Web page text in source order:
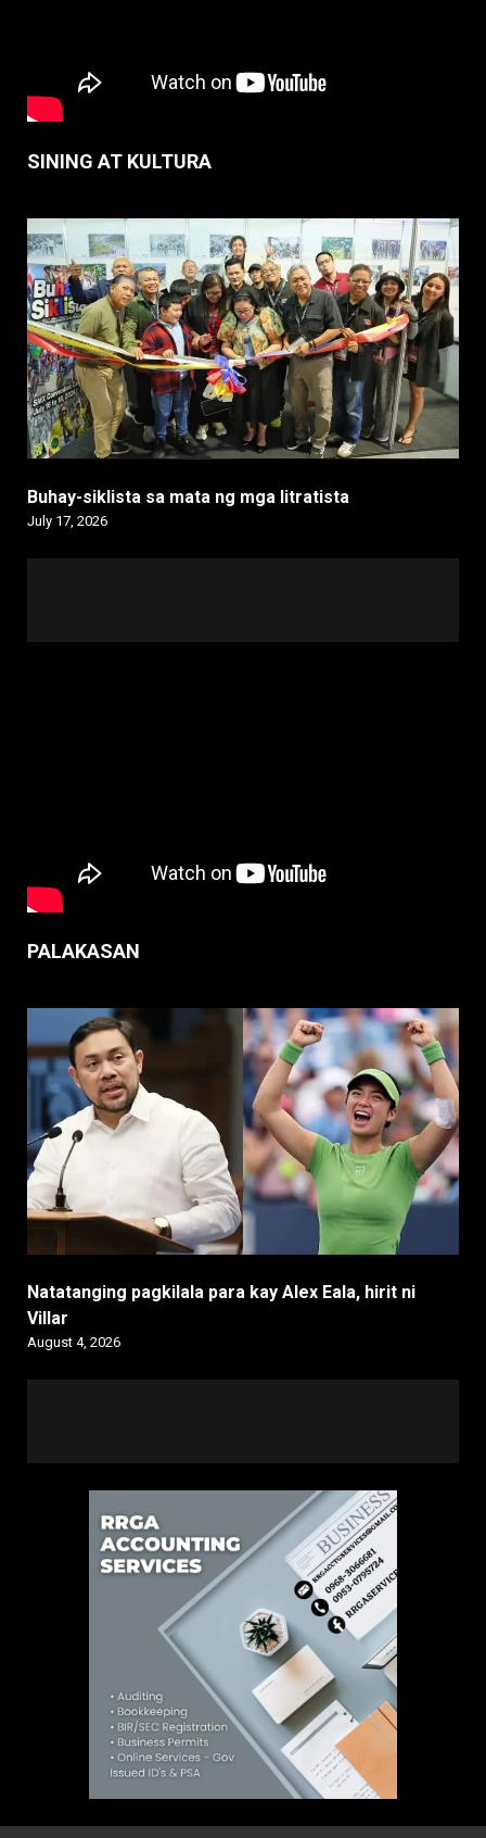
SINING AT KULTURA
Buhay-siklista sa mata ng mga litratista
July 17, 2026
PALAKASAN
Natatanging pagkilala para kay Alex Eala, hirit ni
Villar
August 4, 2026